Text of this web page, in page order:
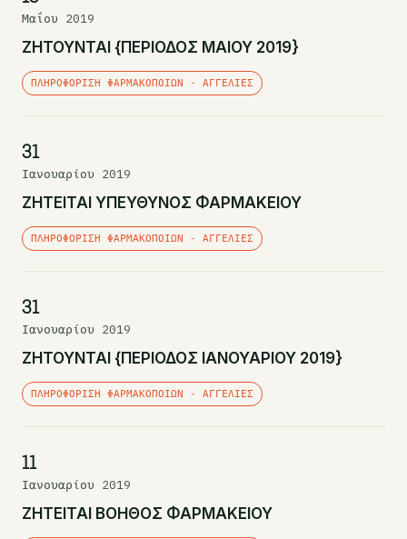
Μαΐου 2019
ΖΗΤΟΥΝΤΑΙ {ΠΕΡΙΟΔΟΣ ΜΑΙΟΥ 2019}
ΠΛΗΡΟΦΌΡΙΣΗ ΦΑΡΜΑΚΟΠΟΙΏΝ - ΑΓΓΕΛΊΕΣ
31
Ιανουαρίου 2019
ΖΗΤΕΙΤΑΙ ΥΠΕΥΘΥΝΟΣ ΦΑΡΜΑΚΕΙΟΥ
ΠΛΗΡΟΦΌΡΙΣΗ ΦΑΡΜΑΚΟΠΟΙΏΝ - ΑΓΓΕΛΊΕΣ
31
Ιανουαρίου 2019
ΖΗΤΟΥΝΤΑΙ {ΠΕΡΙΟΔΟΣ ΙΑΝΟΥΑΡΙΟΥ 2019}
ΠΛΗΡΟΦΌΡΙΣΗ ΦΑΡΜΑΚΟΠΟΙΏΝ - ΑΓΓΕΛΊΕΣ
11
Ιανουαρίου 2019
ΖΗΤΕΙΤΑΙ ΒΟΗΘΟΣ ΦΑΡΜΑΚΕΙΟΥ